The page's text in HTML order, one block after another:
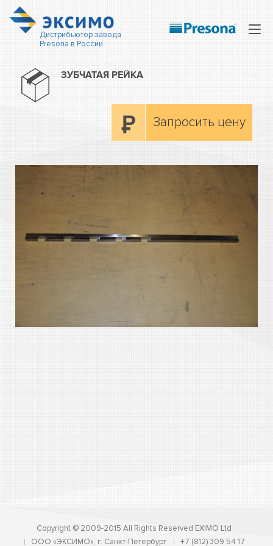
Дистрибьютор завода
Presona в России
ЗУБЧАТАЯ РЕЙКА
Запросить цену
Copyright © 2009-2015 All Rights Reserved EXIMO Ltd
ООО «ЭКСИМО», г. Санкт-Петербург
+7 (812) 309 54 17